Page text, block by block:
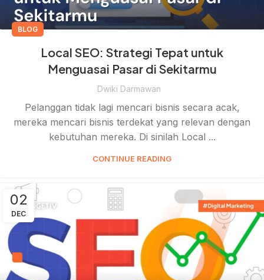
BLOG
Local SEO: Strategi Tepat untuk
Menguasai Pasar di Sekitarmu
Dwiki Darmawan
Pelanggan tidak lagi mencari bisnis secara acak,
mereka mencari bisnis terdekat yang relevan dengan
kebutuhan mereka. Di sinilah Local ...
CONTINUE READING
02
DEC